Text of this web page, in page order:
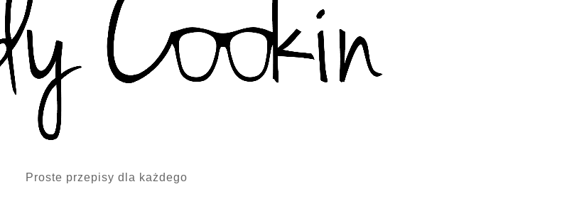
Proste przepisy dla każdego